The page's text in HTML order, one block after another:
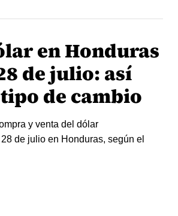
en Honduras
de julio: así
de cambio
y venta del dólar
de julio en Honduras, según el